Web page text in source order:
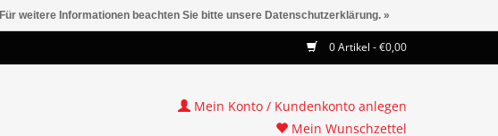
0 Artikel - €0,00
Mein Konto / Kundenkonto anlegen
Mein Wunschzettel
Für weitere Informationen beachten Sie bitte unsere Datenschutzerklärung. »